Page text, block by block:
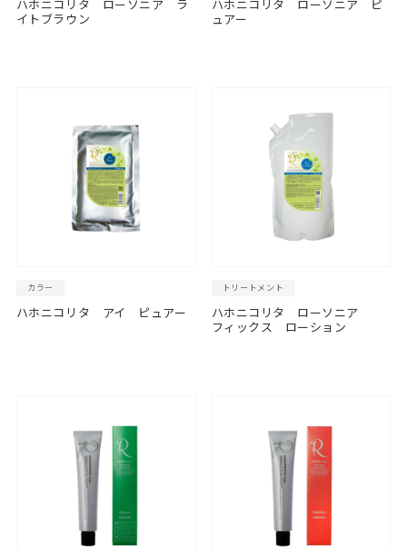
ハホニコリタ ローソニア ラ
イトブラウン
ハホニコリタ ローソニア ピ
ュアー
カラー
ハホニコリタ アイ ピュアー
トリートメント
ハホニコリタ ローソニア
フィックス ローション